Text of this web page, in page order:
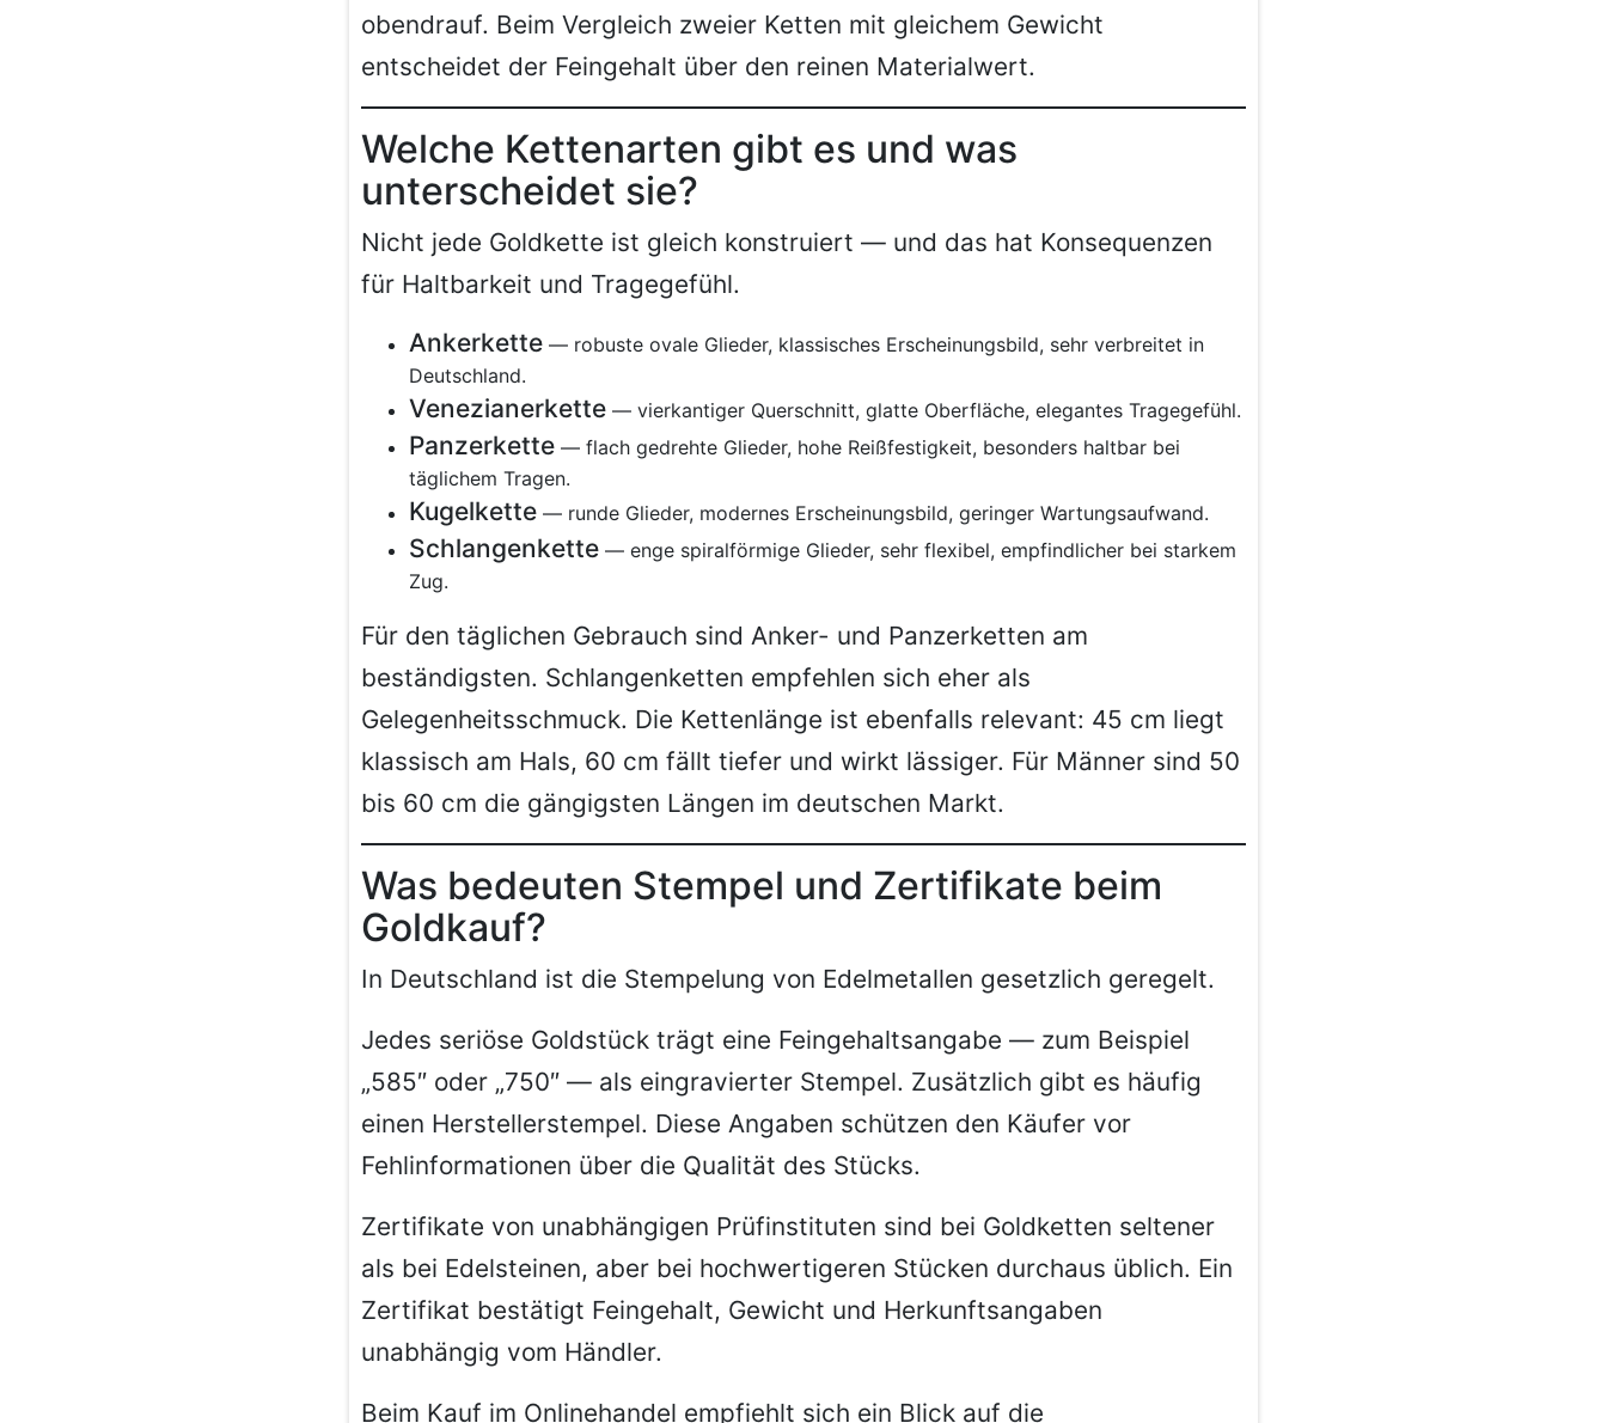
obendrauf. Beim Vergleich zweier Ketten mit gleichem Gewicht
entscheidet der Feingehalt über den reinen Materialwert.
Welche Kettenarten gibt es und was
unterscheidet sie?
Nicht jede Goldkette ist gleich konstruiert — und das hat Konsequenzen
für Haltbarkeit und Tragegefühl.
Ankerkette — robuste ovale Glieder, klassisches Erscheinungsbild, sehr verbreitet in
Deutschland.
Venezianerkette — vierkantiger Querschnitt, glatte Oberfläche, elegantes Tragegefühl.
Panzerkette — flach gedrehte Glieder, hohe Reißfestigkeit, besonders haltbar bei
täglichem Tragen.
Kugelkette — runde Glieder, modernes Erscheinungsbild, geringer Wartungsaufwand.
Schlangenkette — enge spiralförmige Glieder, sehr flexibel, empfindlicher bei starkem
Zug.
Für den täglichen Gebrauch sind Anker- und Panzerketten am
beständigsten. Schlangenketten empfehlen sich eher als
Gelegenheitsschmuck. Die Kettenlänge ist ebenfalls relevant: 45 cm liegt
klassisch am Hals, 60 cm fällt tiefer und wirkt lässiger. Für Männer sind 50
bis 60 cm die gängigsten Längen im deutschen Markt.
Was bedeuten Stempel und Zertifikate beim
Goldkauf?
In Deutschland ist die Stempelung von Edelmetallen gesetzlich geregelt.
Jedes seriöse Goldstück trägt eine Feingehaltsangabe — zum Beispiel
„585″ oder „750″ — als eingravierter Stempel. Zusätzlich gibt es häufig
einen Herstellerstempel. Diese Angaben schützen den Käufer vor
Fehlinformationen über die Qualität des Stücks.
Zertifikate von unabhängigen Prüfinstituten sind bei Goldketten seltener
als bei Edelsteinen, aber bei hochwertigeren Stücken durchaus üblich. Ein
Zertifikat bestätigt Feingehalt, Gewicht und Herkunftsangaben
unabhängig vom Händler.
Beim Kauf im Onlinehandel empfiehlt sich ein Blick auf die